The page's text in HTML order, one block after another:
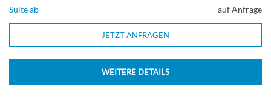
Suite ab
auf Anfrage
JETZT ANFRAGEN
WEITERE DETAILS